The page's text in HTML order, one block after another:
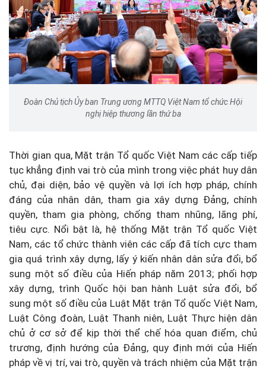
Đoàn Chủ tịch Ủy ban Trung ương MTTQ Việt Nam tổ chức Hội
nghị hiệp thương lần thứ ba
Thời gian qua, Mặt trận Tổ quốc Việt Nam các cấp tiếp
tục khẳng định vai trò của mình trong việc phát huy dân
chủ, đại diện, bảo vệ quyền và lợi ích hợp pháp, chính
đáng của nhân dân, tham gia xây dựng Đảng, chính
quyền, tham gia phòng, chống tham nhũng, lãng phí,
tiêu cực. Nổi bật là, hệ thống Mặt trận Tổ quốc Việt
Nam, các tổ chức thành viên các cấp đã tích cực tham
gia quá trình xây dựng, lấy ý kiến nhân dân sửa đổi, bổ
sung một số điều của Hiến pháp năm 2013; phối hợp
xây dựng, trình Quốc hội ban hành Luật sửa đổi, bổ
sung một số điều của Luật Mặt trận Tổ quốc Việt Nam,
Luật Công đoàn, Luật Thanh niên, Luật Thực hiện dân
chủ ở cơ sở để kịp thời thể chế hóa quan điểm, chủ
trương, định hướng của Đảng, quy định mới của Hiến
pháp về vị trí, vai trò, quyền và trách nhiệm của Mặt trận